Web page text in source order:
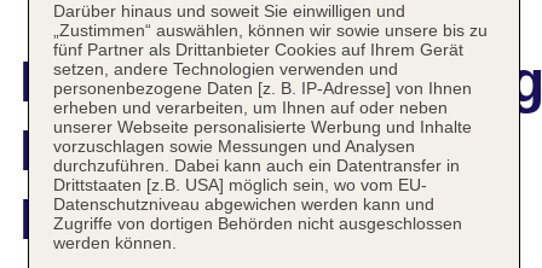
Banyan Tree
Bangkok
Darüber hinaus und soweit Sie einwilligen und
„Zustimmen“ auswählen, können wir sowie unsere bis zu
fünf Partner als Drittanbieter Cookies auf Ihrem Gerät
setzen, andere Technologien verwenden und
personenbezogene Daten [z. B. IP-Adresse] von Ihnen
erheben und verarbeiten, um Ihnen auf oder neben
unserer Webseite personalisierte Werbung und Inhalte
vorzuschlagen sowie Messungen und Analysen
durchzuführen. Dabei kann auch ein Datentransfer in
Drittstaaten [z.B. USA] möglich sein, wo vom EU-
Datenschutzniveau abgewichen werden kann und
Zugriffe von dortigen Behörden nicht ausgeschlossen
werden können.